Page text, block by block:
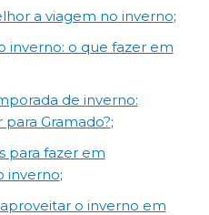
a viagem no inverno;
inverno: o que fazer em
de inverno:
Gramado?;
para fazer em
inverno;
o inverno em